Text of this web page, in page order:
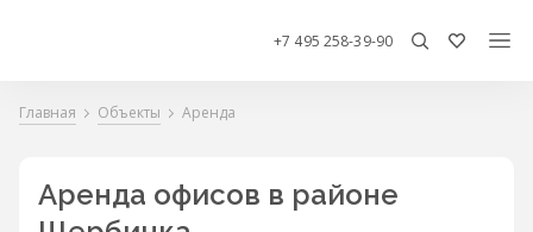
+7 495 258-39-90
Главная Объекты Аренда
Аренда офисов в районе